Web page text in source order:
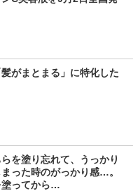
髪がまとまる」に特化した
を塗り忘れて、うっかり
った時のがっかり感…。
塗ってから…